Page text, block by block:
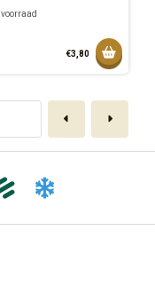
mandje
aan mandje
€3,80
Vorige